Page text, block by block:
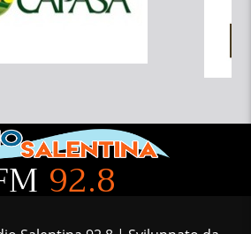
92.8